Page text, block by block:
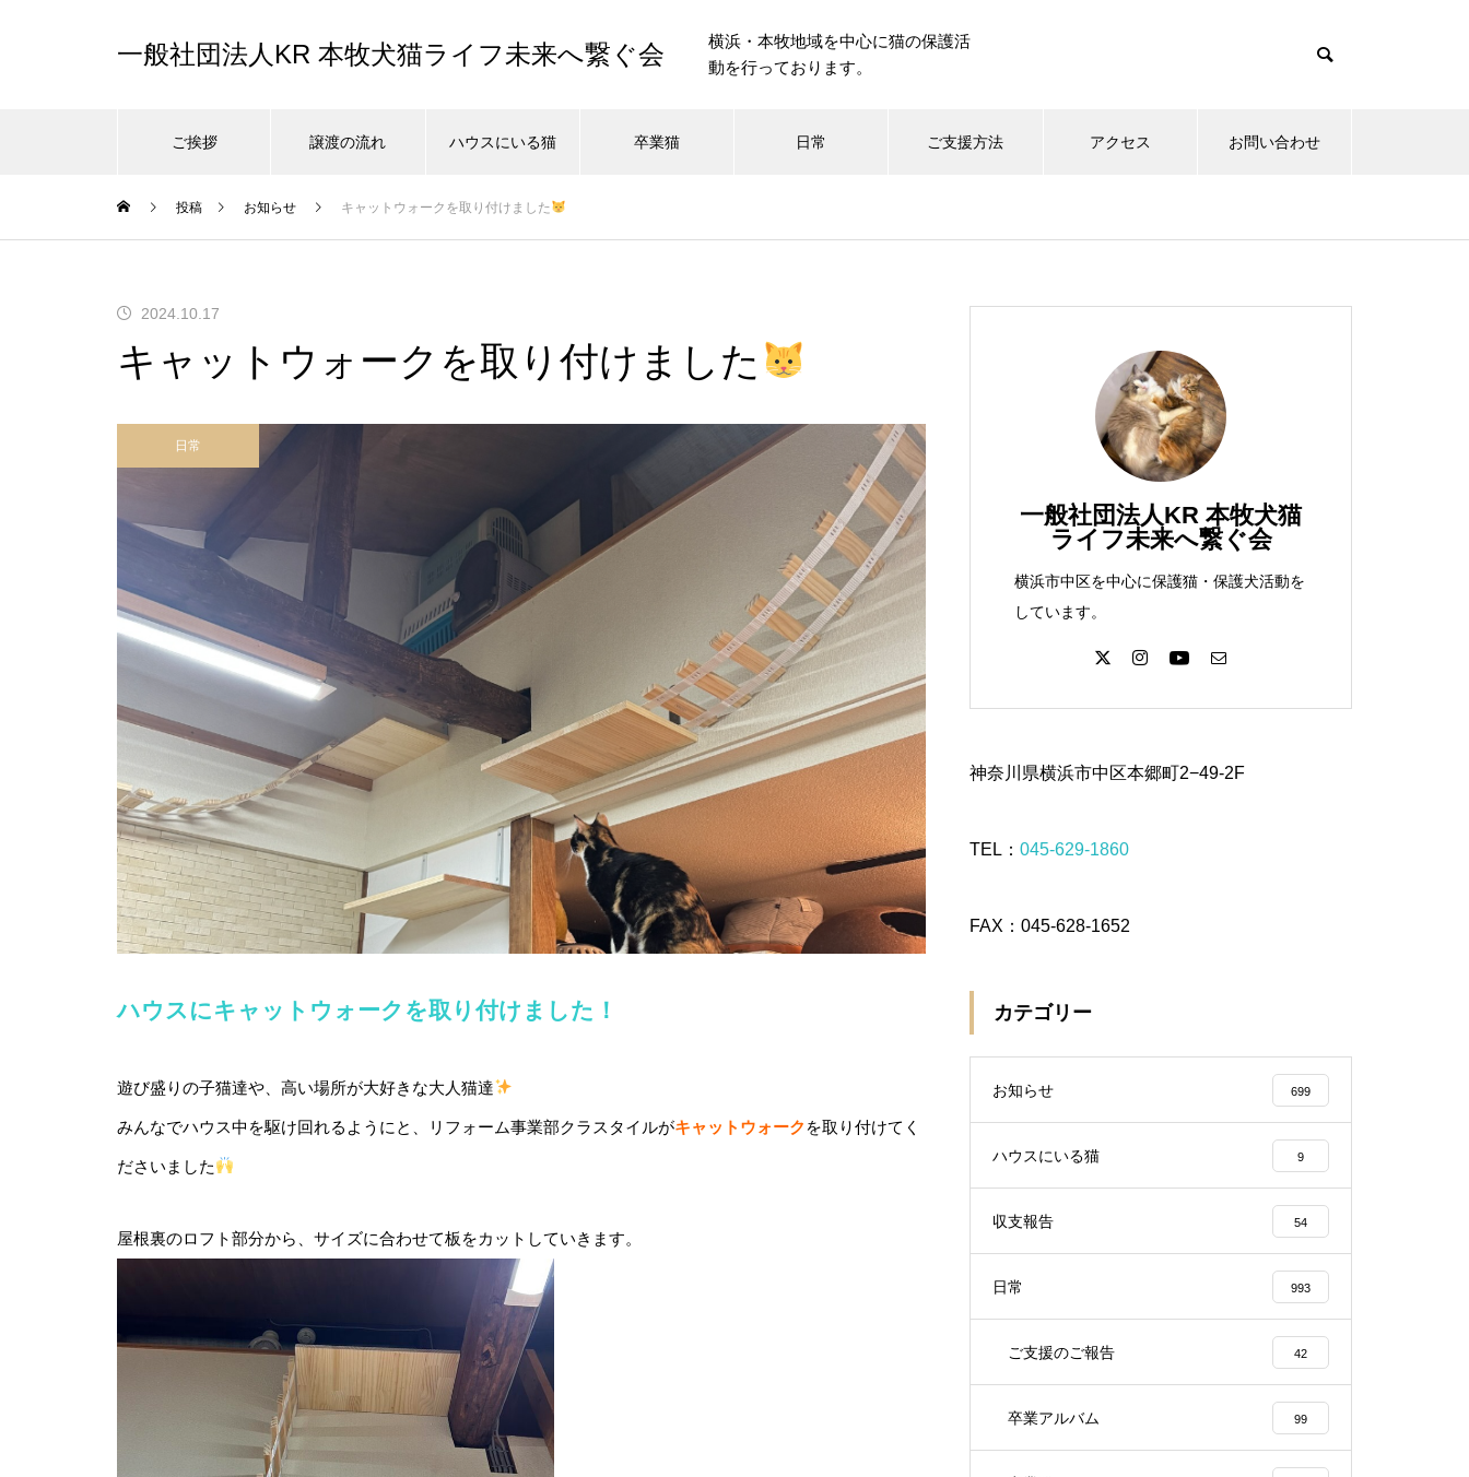
一般社団法人KR 本牧犬猫ライフ未来へ繋ぐ会
横浜・本牧地域を中心に猫の保護活
動を行っております。
ご挨拶 譲渡の流れ ハウスにいる猫 卒業猫 日常 ご支援方法 アクセス お問い合わせ
投稿 お知らせ キャットウォークを取り付けました
2024.10.17
キャットウォークを取り付けました
日常
ハウスにキャットウォークを取り付けました！
遊び盛りの子猫達や、高い場所が大好きな大人猫達
みんなでハウス中を駆け回れるようにと、リフォーム事業部クラスタイルがキャットウォーク を取り付けてく
ださいました
屋根裏のロフト部分から、サイズに合わせて板をカットしていきます。
一般社団法人KR 本牧犬猫
ライフ未来へ繋ぐ会
横浜市中区を中心に保護猫・保護犬活動を
しています。
神奈川県横浜市中区本郷町2−49-2F
TEL： 045-629-1860
FAX：045-628-1652
カテゴリー
お知らせ 699
ハウスにいる猫 9
収支報告 54
日常 993
ご支援のご報告 42
卒業アルバム 99